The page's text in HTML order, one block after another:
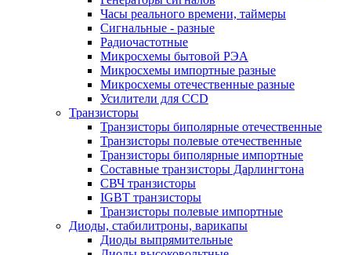
Часы реального времени, таймеры
Сигнальные - разные
Радиочастотные
Микросхемы бытовой РЭА
Микросхемы импортные разные
Микросхемы отечественные разные
Усилители для CCD
Транзисторы
Транзисторы биполярные отечественные
Транзисторы полевые отечественные
Транзисторы биполярные импортные
Составные транзисторы Дарлингтона
СВЧ транзисторы
IGBT транзисторы
Транзисторы полевые импортные
Диоды, стабилитроны, варикапы
Диоды выпрямительные